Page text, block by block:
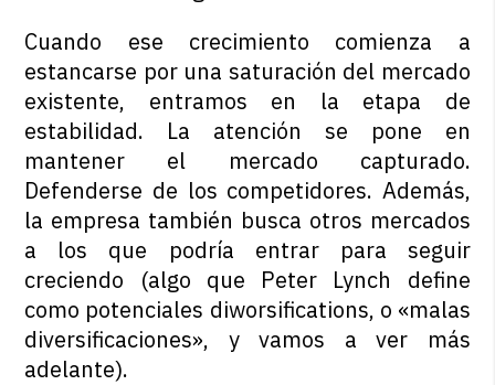
Cuando ese crecimiento comienza a
estancarse por una saturación del mercado
existente, entramos en la etapa de
estabilidad. La atención se pone en
mantener el mercado capturado.
Defenderse de los competidores. Además,
la empresa también busca otros mercados
a los que podría entrar para seguir
creciendo (algo que Peter Lynch define
como potenciales diworsifications, o «malas
diversificaciones», y vamos a ver más
adelante).